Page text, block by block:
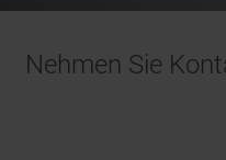
Nehmen Sie